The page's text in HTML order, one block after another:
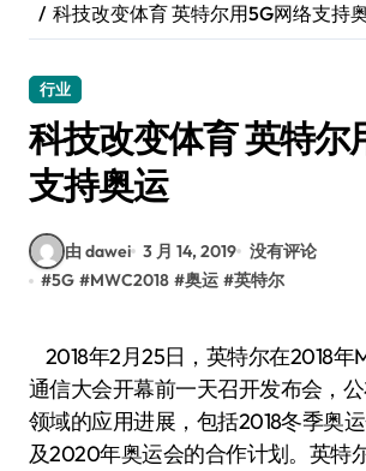
科技改变体育 英特尔用5G网络支持
行业
科技改变体育 英特尔
支持奥运
由 dawei 3 月 14, 2019 没有评论
#5G #MWC2018 #奥运 #英特尔
2018年2月25日，英特尔在2018年MWC世界移动
通信大会开幕前一天召开发布会，
领域的应用进展，包括2018冬季奥
及2020年奥运会的合作计划。英特